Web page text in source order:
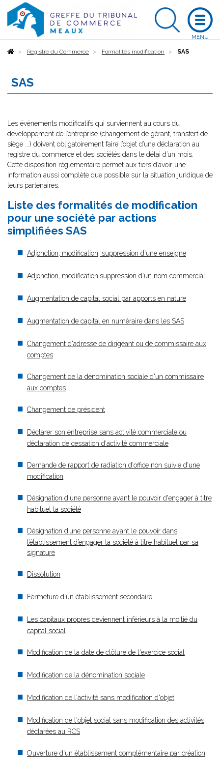
AccueilRegistre du Commerce Formalités modification SAS
SAS
Les événements modificatifs qui surviennent au cours du
développement de l’entreprise (changement de gérant, transfert de
siège ...) doivent obligatoirement faire l’objet d’une déclaration au
registre du commerce et des sociétés dans le délai d’un mois.
Cette disposition réglementaire permet aux tiers d’avoir une
information aussi complète que possible sur la situation juridique de
leurs partenaires.
Liste des formalités de modification
pour une société par actions
simplifiées SAS
Adjonction, modification, suppression d'une enseigne
Adjonction, modification,suppression d'un nom commercial
Augmentation de capital social par apports en nature
Augmentation de capital en numéraire dans les SAS
Changement d'adresse de dirigeant ou de commissaire aux
comptes
Changement de la dénomination sociale d'un commissaire
aux comptes
Changement de président
Déclarer son entreprise sans activité commerciale ou
déclaration de cessation d'activité commerciale
Demande de rapport de radiation d'office non suivie d'une
modification
Désignation d'une personne ayant le pouvoir d'engager à titre
habituel la société
Désignation d’une personne ayant le pouvoir dans
l’établissement d’engager la société à titre habituel par sa
signature
Dissolution
Fermeture d'un établissement secondaire
Les capitaux propres deviennent inférieurs à la moitié du
capital social
Modification de la date de clôture de l'exercice social
Modification de la dénomination sociale
Modification de l'activité sans modification d'objet
Modification de l'objet social sans modification des activités
déclarées au RCS
Ouverture d'un établissement complémentaire par création